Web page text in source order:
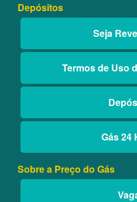
Depósitos
Seja
Termos de Uso
Gás 24
Sobre a Preço do Gás